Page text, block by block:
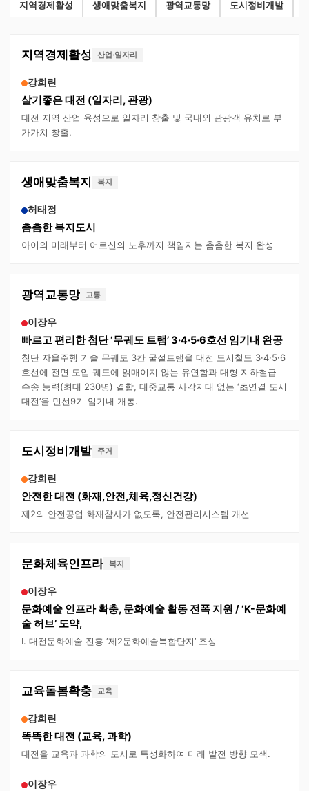
지역경제활성 생애맞춤복지 광역교통망 도시정비개발
지역경제활성 산업·일자리
강희린
살기좋은 대전 (일자리, 관광)
대전 지역 산업 육성으로 일자리 창출 및 국내외 관광객 유치로 부
가가치 창출.
생애맞춤복지 복지
허태정
촘촘한 복지도시
아이의 미래부터 어르신의 노후까지 책임지는 촘촘한 복지 완성
광역교통망 교통
이장우
빠르고 편리한 첨단 ‘무궤도 트램’ 3·4·5·6호선 임기내 완공
첨단 자율주행 기술 무궤도 3칸 굴절트램을 대전 도시철도 3·4·5·6
호선에 전면 도입 궤도에 얽매이지 않는 유연함과 대형 지하철급
수송 능력(최대 230명) 결합, 대중교통 사각지대 없는 ‘초연결 도시
대전’을 민선9기 임기내 개통.
도시정비개발 주거
강희린
안전한 대전 (화재,안전,체육,정신건강)
제2의 안전공업 화재참사가 없도록, 안전관리시스템 개선
문화체육인프라 복지
이장우
문화예술 인프라 확충, 문화예술 활동 전폭 지원 / ‘K-문화예
술 허브’ 도약,
Ⅰ. 대전문화예술 진흥 ‘제2문화예술복합단지’ 조성
교육돌봄확충 교육
강희린
똑똑한 대전 (교육, 과학)
대전을 교육과 과학의 도시로 특성화하여 미래 발전 방향 모색.
이장우